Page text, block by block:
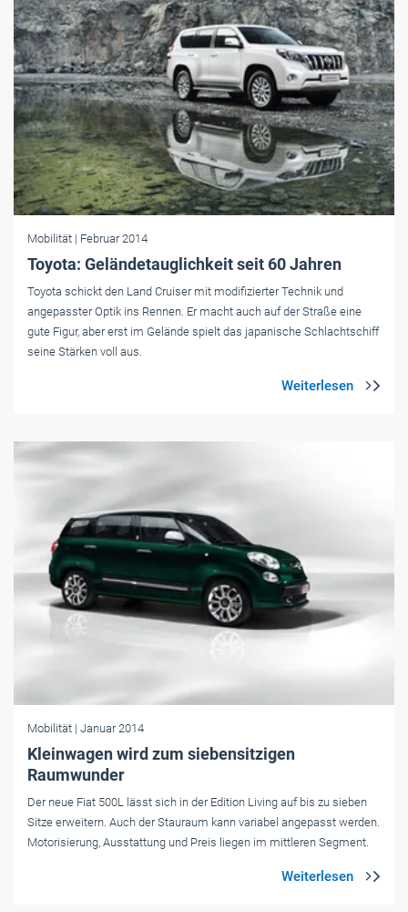
Mobilität | Februar 2014
Toyota: Geländetauglichkeit seit 60 Jahren
Toyota schickt den Land Cruiser mit modifizierter Technik und
angepasster Optik ins Rennen. Er macht auch auf der Straße eine
gute Figur, aber erst im Gelände spielt das japanische Schlachtschiff
seine Stärken voll aus.
Mobilität | Januar 2014
Kleinwagen wird zum siebensitzigen
Raumwunder
Der neue Fiat 500L lässt sich in der Edition Living auf bis zu sieben
Sitze erweitern. Auch der Stauraum kann variabel angepasst werden.
Motorisierung, Ausstattung und Preis liegen im mittleren Segment.